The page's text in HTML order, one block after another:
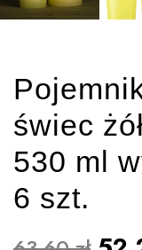
świec
530 ml
6 szt.